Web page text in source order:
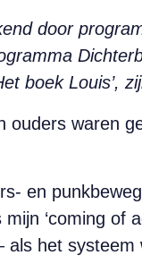
door
boek Louis’,
ouders waren
en
‘coming of
het